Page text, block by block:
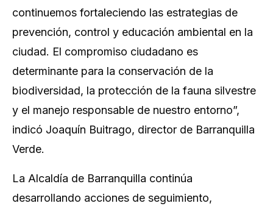
continuemos fortaleciendo las estrategias de
prevención, control y educación ambiental en la
ciudad. El compromiso ciudadano es
determinante para la conservación de la
biodiversidad, la protección de la fauna silvestre
y el manejo responsable de nuestro entorno”,
indicó Joaquín Buitrago, director de Barranquilla
Verde.
La Alcaldía de Barranquilla continúa
desarrollando acciones de seguimiento,